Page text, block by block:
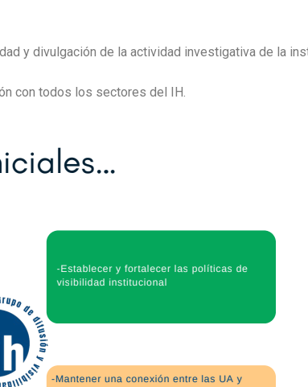
y divulgación de la actividad investigativa de la
con todos los sectores del IH.